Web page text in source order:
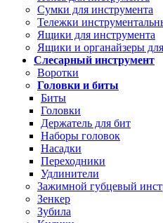
Сумки для инструмента
Тележки
Ящики для инструмента
Ящики и органайзеры
Слесарный инструмент
Воротки
Головки и биты
Биты
Головки
Держатель для бит
Наборы головок
Насадки
Переходники
Удлинители
Зажимной губцевый
Зенкер
Зубила